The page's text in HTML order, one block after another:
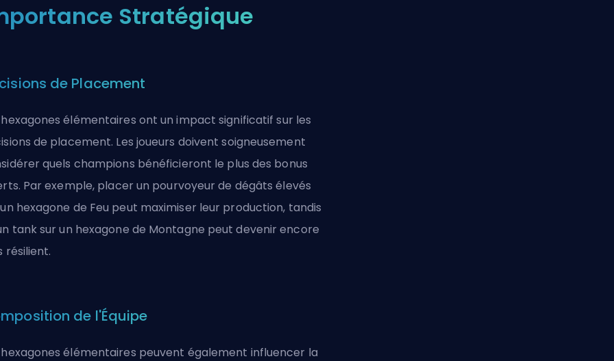
Stratégique
de Placement
hexagones élémentaires ont un impact significatif sur les
de placement. Les joueurs doivent soigneusement
quels champions bénéficieront le plus des bonus
Par exemple, placer un pourvoyeur de dégâts élevés
hexagone de Feu peut maximiser leur production, tandis
tank sur un hexagone de Montagne peut devenir encore
résilient.
de l'Équipe
hexagones élémentaires peuvent également influencer la